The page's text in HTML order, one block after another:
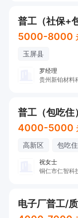
普工（社保+
5000-8000
玉屏县
罗经理
贵州新铂材料
普工（包吃住）
4000-5000
高新区 包吃住
祝女士
铜仁市仁智科
电子厂普工/